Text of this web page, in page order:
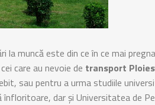
la muncă este din ce în ce mai
care au nevoie de transport
sau pentru a urma studiile
dar și Universitatea de